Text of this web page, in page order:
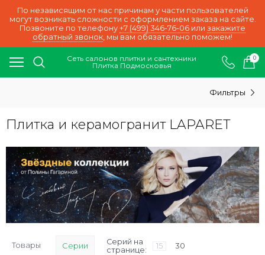
По независящим от нас причинам у части пользователей
могут возникать сложности с оформлением заказа на сайте.
Позвоните по телефону +7 (499) 346-76-06 или закажите
обратный звонок, мы вам обязательно поможем!
Сеть салонов плитки и сантехники
Плитка Подмосковья
0
Фильтры
Плитка и керамогранит LAPARET
Товары Серии
Серий на
странице:
15 30